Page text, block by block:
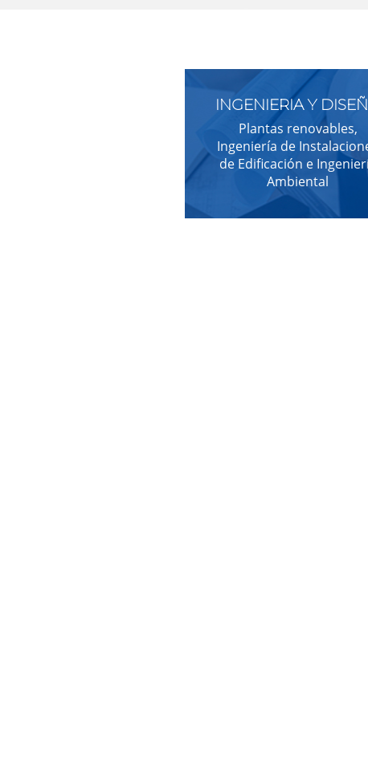
INGENIERIA Y
Plantas renovables,
Ingeniería de
de Edificación e
Ambiental